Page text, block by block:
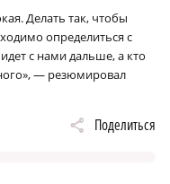
Делать так, чтобы
определиться с
с нами дальше, а кто
— резюмировал
Поделиться